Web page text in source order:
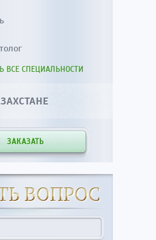
ВСЕ СПЕЦИАЛЬНОСТИ
ЗАКАЗАТЬ